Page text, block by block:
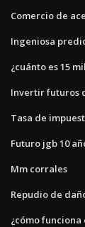
Comercio de
Ingeniosa
¿cuánto es 15
Invertir futuros
Tasa de
Futuro jgb 10
Mm corrales
Repudio de
¿cómo